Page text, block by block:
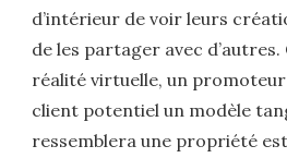
d’intérieur de voir leurs
de les partager avec
réalité virtuelle, un
client potentiel un modèle
ressemblera une propriété